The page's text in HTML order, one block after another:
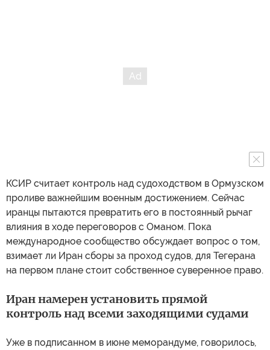
КСИР считает контроль над судоходством в Ормузском
проливе важнейшим военным достижением. Сейчас
иранцы пытаются превратить его в постоянный рычаг
влияния в ходе переговоров с Оманом. Пока
международное сообщество обсуждает вопрос о том,
взимает ли Иран сборы за проход судов, для Тегерана
на первом плане стоит собственное суверенное право.
Иран намерен установить прямой
контроль над всеми заходящими судами
Уже в подписанном в июне меморандуме, говорилось,